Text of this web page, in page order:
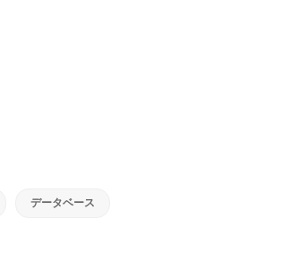
データベース